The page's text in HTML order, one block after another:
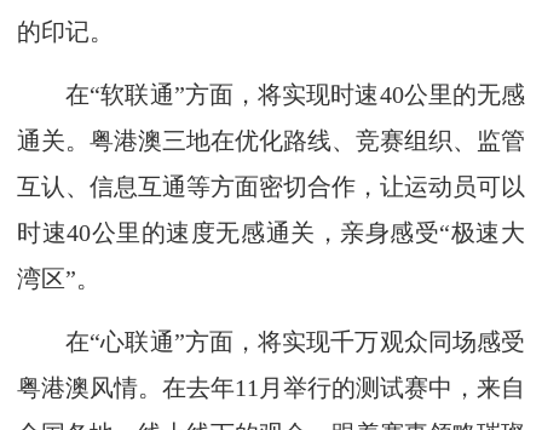
的印记。
在“软联通”方面，将实现时速40公里的无感
通关。粤港澳三地在优化路线、竞赛组织、监管
互认、信息互通等方面密切合作，让运动员可以
时速40公里的速度无感通关，亲身感受“极速大
湾区”。
在“心联通”方面，将实现千万观众同场感受
粤港澳风情。在去年11月举行的测试赛中，来自